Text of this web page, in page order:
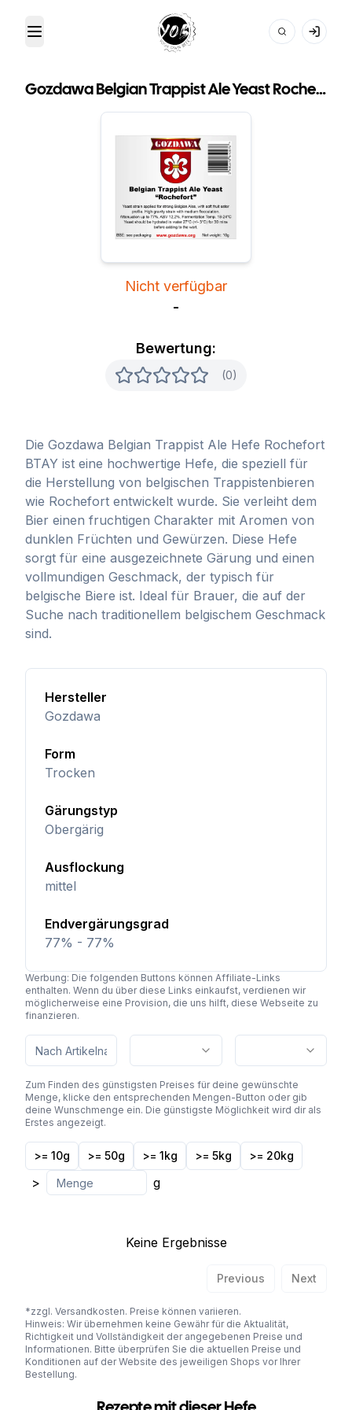
Toggle Menu Your Own Beer
Gozdawa Belgian Trappist Ale Yeast Rochefort BTAY
Bewertung:
(0)
Nicht verfügbar
-
Die Gozdawa Belgian Trappist Ale Hefe Rochefort
BTAY ist eine hochwertige Hefe, die speziell für
die Herstellung von belgischen Trappistenbieren
wie Rochefort entwickelt wurde. Sie verleiht dem
Bier einen fruchtigen Charakter mit Aromen von
dunklen Früchten und Gewürzen. Diese Hefe
sorgt für eine ausgezeichnete Gärung und einen
vollmundigen Geschmack, der typisch für
belgische Biere ist. Ideal für Brauer, die auf der
Suche nach traditionellem belgischem Geschmack
sind.
Hersteller
Gozdawa
Form
Trocken
Gärungstyp
Obergärig
Ausflockung
mittel
Endvergärungsgrad
77% - 77%
Werbung: Die folgenden Buttons können Affiliate-Links
enthalten. Wenn du über diese Links einkaufst, verdienen wir
möglicherweise eine Provision, die uns hilft, diese Webseite zu
finanzieren.
Zum Finden des günstigsten Preises für deine gewünschte
Menge, klicke den entsprechenden Mengen-Button oder gib
deine Wunschmenge ein. Die günstigste Möglichkeit wird dir als
Erstes angezeigt.
>= 10g >= 50g >= 1kg >= 5kg >= 20kg
> g
Keine Ergebnisse
Previous Next
*zzgl. Versandkosten. Preise können variieren.
Hinweis: Wir übernehmen keine Gewähr für die Aktualität,
Richtigkeit und Vollständigkeit der angegebenen Preise und
Informationen. Bitte überprüfen Sie die aktuellen Preise und
Konditionen auf der Website des jeweiligen Shops vor Ihrer
Bestellung.